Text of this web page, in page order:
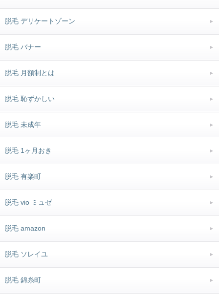
脱毛 デリケートゾーン
脱毛 バナー
脱毛 月額制とは
脱毛 恥ずかしい
脱毛 未成年
脱毛 1ヶ月おき
脱毛 有楽町
脱毛 vio ミュゼ
脱毛 amazon
脱毛 ソレイユ
脱毛 錦糸町